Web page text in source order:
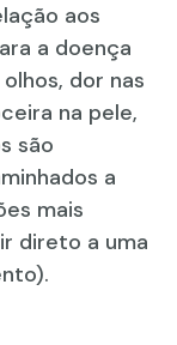
aos
a doença
dor nas
na pele,
são
a
mais
direto a uma